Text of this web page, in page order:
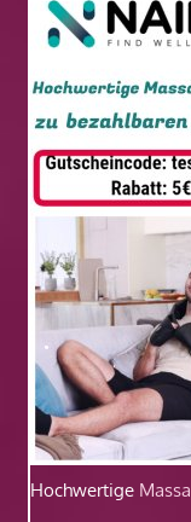
Hochwertige